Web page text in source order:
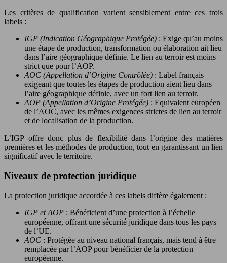
Les critères de qualification varient sensiblement entre ces trois
labels :
IGP (Indication Géographique Protégée) : Exige qu’au moins
une étape de production, transformation ou élaboration ait lieu
dans l’aire géographique définie. Le lien au terroir est moins
strict que pour l’AOP.
AOC (Appellation d’Origine Contrôlée) : Label français
exigeant que toutes les étapes de production aient lieu dans
l’aire géographique définie, avec un fort lien au terroir.
AOP (Appellation d’Origine Protégée) : Equivalent européen
de l’AOC, avec les mêmes exigences strictes de lien au terroir
et de localisation de la production.
L’IGP offre donc plus de flexibilité dans l’origine des matières
premières et les méthodes de production, tout en garantissant un lien
significatif avec le territoire.
Niveaux de protection juridique
La protection juridique accordée à ces labels diffère également :
IGP et AOP : Bénéficient d’une protection à l’échelle
européenne, offrant une sécurité juridique dans tous les pays
de l’UE.
AOC : Protégée au niveau national français, mais tend à être
remplacée par l’AOP pour bénéficier de la protection
européenne.